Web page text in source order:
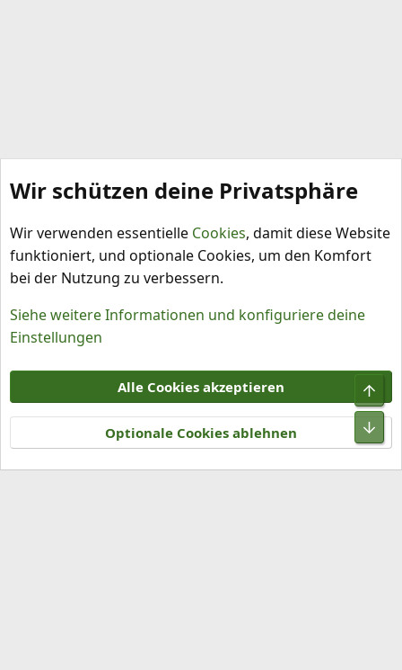
Capsicum chinense
Nutzungsbedingungen
Datenschutz
Hilfe und Impressum
R
S
S
Community platform by XenForo® © 2010-2026 XenForo Ltd.
Wir schützen deine Privatsphäre
Wir verwenden essentielle Cookies, damit diese Website
funktioniert, und optionale Cookies, um den Komfort
bei der Nutzung zu verbessern.
Siehe weitere Informationen und konfiguriere deine
Einstellungen
Alle Cookies akzeptieren
Optionale Cookies ablehnen